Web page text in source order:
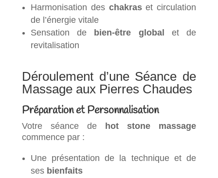
Harmonisation des chakraset circulation
de l’énergie vitale
Sensation de
bien-être global
et de
revitalisation
Déroulement d’une Séance de
Massage aux Pierres Chaudes
Préparation et Personnalisation
Votre séance de
hot stone massage
commence par :
Une présentation de la technique et de
ses bienfaits